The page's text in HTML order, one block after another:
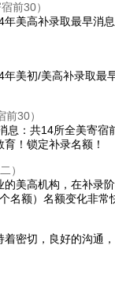
前30）
美高补录取最早消
美初/美高补录取
30）
：共14所全美寄
！锁定补录名额！
）
美高机构，在补录
名额）名额变化非
密切，良好的沟通